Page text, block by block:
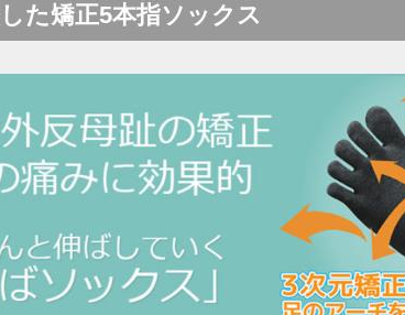
た矯正5本指ソックス